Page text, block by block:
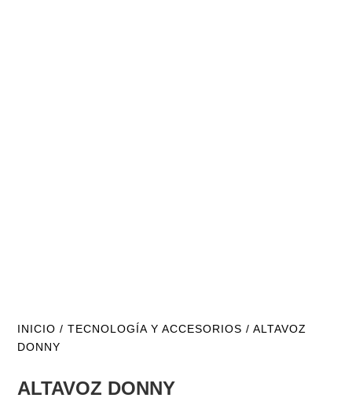
INICIO /TECNOLOGÍA Y ACCESORIOS / ALTAVOZ
DONNY
ALTAVOZ DONNY